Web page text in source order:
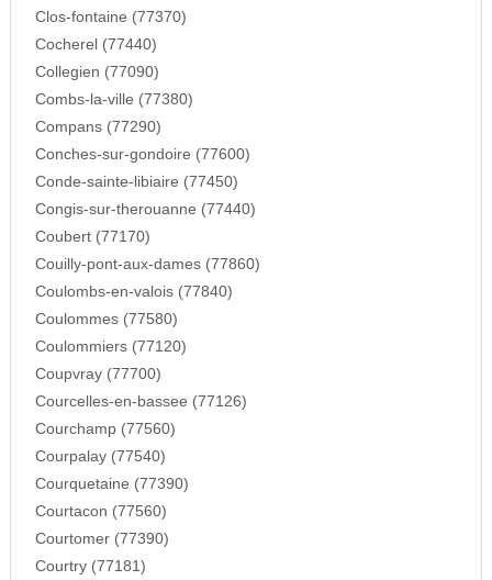
Clos-fontaine (77370)
Cocherel (77440)
Collegien (77090)
Combs-la-ville (77380)
Compans (77290)
Conches-sur-gondoire (77600)
Conde-sainte-libiaire (77450)
Congis-sur-therouanne (77440)
Coubert (77170)
Couilly-pont-aux-dames (77860)
Coulombs-en-valois (77840)
Coulommes (77580)
Coulommiers (77120)
Coupvray (77700)
Courcelles-en-bassee (77126)
Courchamp (77560)
Courpalay (77540)
Courquetaine (77390)
Courtacon (77560)
Courtomer (77390)
Courtry (77181)